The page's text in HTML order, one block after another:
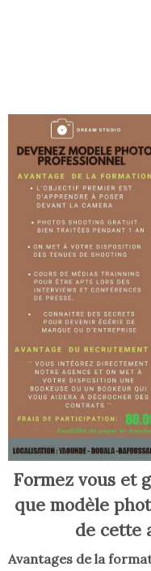
Formez vous et
que modèle
de
Avantages de la